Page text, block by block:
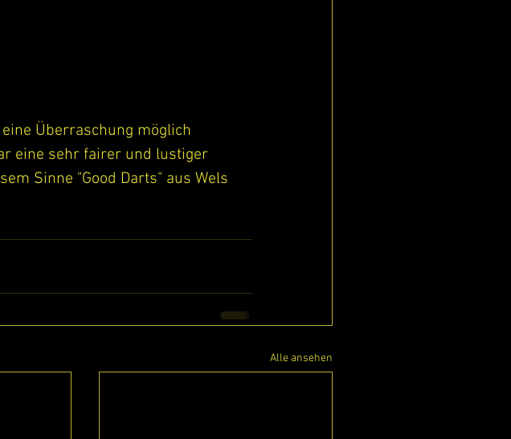
Überraschung möglich
eine sehr fairer und lustiger
Sinne "Good Darts" aus Wels
Alle ansehen